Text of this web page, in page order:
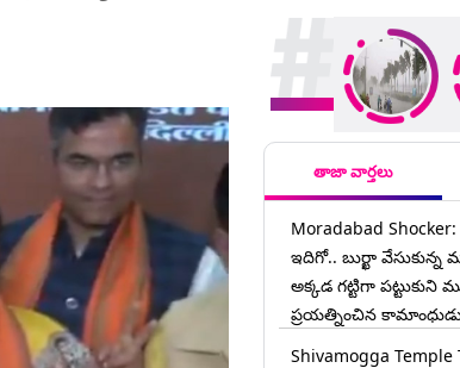
తాజా వార్తలు
Moradabad
ఇదిగో.. బుర్ఖా
అక్కడ గట్టిగా పట్టుకుని
ప్రయత్నించిన
Shivamogga